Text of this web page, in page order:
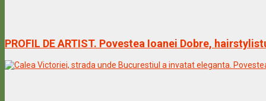
PROFIL DE ARTIST. Povestea Ioanei Dobre,